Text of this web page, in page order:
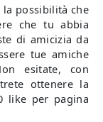
possibilità che
che tu abbia
di amicizia da
tue amiche
esitate, con
ottenere la
like per pagina